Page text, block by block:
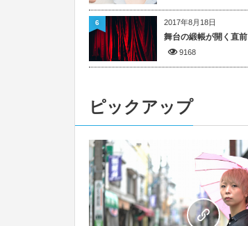
2017年8月18日
舞台の緞帳が開く直前
9168
6
ピックアップ